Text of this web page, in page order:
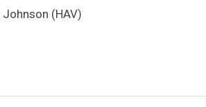
Johnson (HAV)